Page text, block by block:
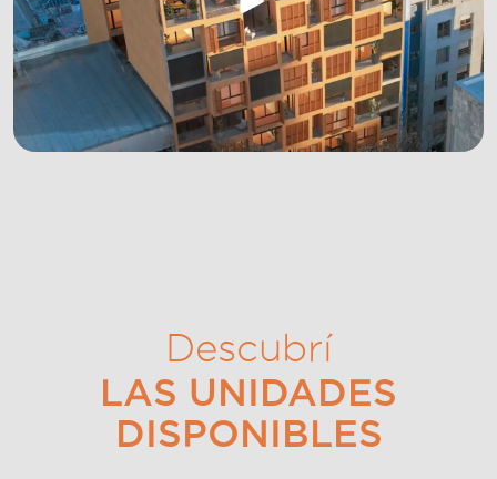
Descubrí
LAS UNIDADES
DISPONIBLES